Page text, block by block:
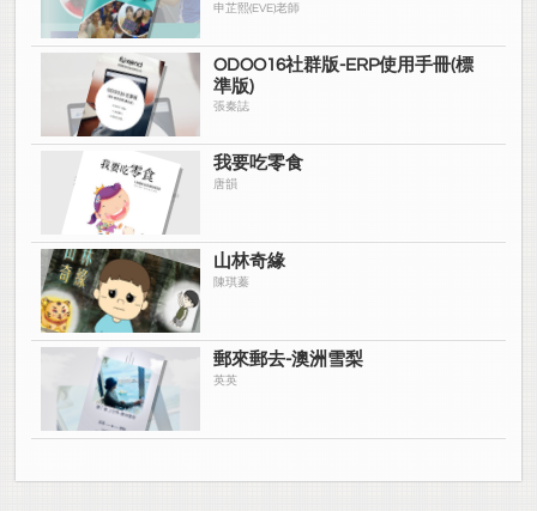
申芷熙(EVE)老師
ODOO16社群版-ERP使用手冊(標
準版)
張秦誌
我要吃零食
唐韻
山林奇緣
陳琪蓁
郵來郵去-澳洲雪梨
英英